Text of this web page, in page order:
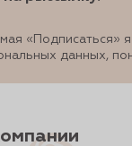
«Подписаться»
данных,